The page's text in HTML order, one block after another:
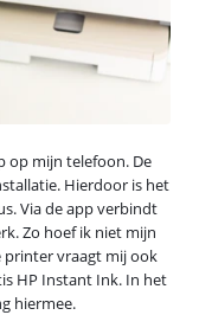
op mijn telefoon. De
Hierdoor is het
Via de app verbindt
Zo hoef ik niet mijn
vraagt mij ook
HP Instant Ink. In het
hiermee.